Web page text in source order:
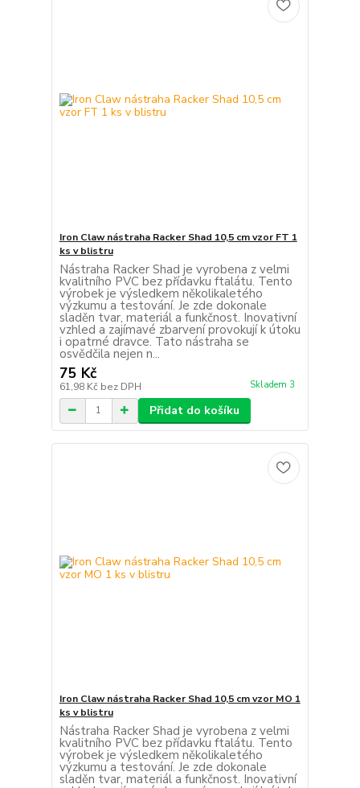
Iron Claw nástraha Racker Shad 10,5 cm vzor FT 1
ks v blistru
Nástraha Racker Shad je vyrobena z velmi
kvalitního PVC bez přídavku ftalátu. Tento
výrobek je výsledkem několikaletého
výzkumu a testování. Je zde dokonale
sladěn tvar, materiál a funkčnost. Inovativní
vzhled a zajímavé zbarvení provokují k útoku
i opatrné dravce. Tato nástraha se
osvědčila nejen n...
75 Kč
61,98 Kč bez DPH Skladem 3
Přidat do košíku
Iron Claw nástraha Racker Shad 10,5 cm vzor MO 1
ks v blistru
Nástraha Racker Shad je vyrobena z velmi
kvalitního PVC bez přídavku ftalátu. Tento
výrobek je výsledkem několikaletého
výzkumu a testování. Je zde dokonale
sladěn tvar, materiál a funkčnost. Inovativní